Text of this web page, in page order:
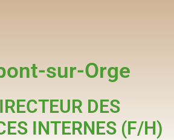
sur-Orge
DES
INTERNES (F/H)